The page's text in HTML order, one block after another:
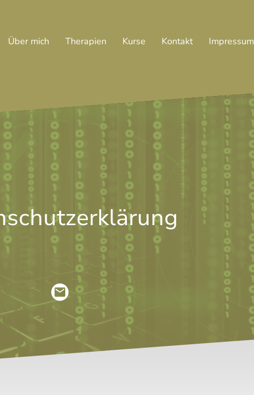
Über mich Therapien Kurse Kontakt Impressum